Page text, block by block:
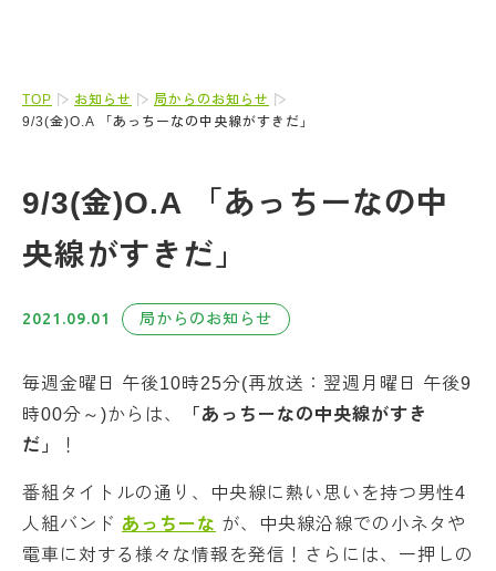
TOP お知らせ
局からのお知らせ
9/3(金)O.A 「あっちーなの中央線がすきだ」
9/3(金)O.A 「あっちーなの中
央線がすきだ」
2021.09.01 局からのお知らせ
毎週金曜日 午後10時25分(再放送：翌週月曜日 午後9
時00分～)からは、
「あっちーなの中央線がすき
だ」
！
番組タイトルの通り、中央線に熱い思いを持つ男性4
人組バンド あっちーな が、中央線沿線での小ネタや
電車に対する様々な情報を発信！さらには、一押しの